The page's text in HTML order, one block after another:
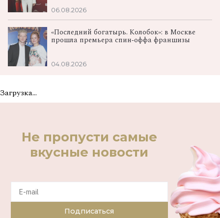
06.08.2026
«Последний богатырь. Колобок»: в Москве
прошла премьера спин‑оффа франшизы
04.08.2026
Загрузка...
Не пропусти самые
вкусные новости
Подписаться